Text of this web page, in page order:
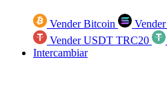
Vender Bitcoin
Vender USDT TRC20
Intercambiar